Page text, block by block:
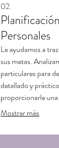
02.
Personales
Le ayudamos a
sus metas.
particulares para
detallado y
proporcionarle
para el éxito.
Mostrar más